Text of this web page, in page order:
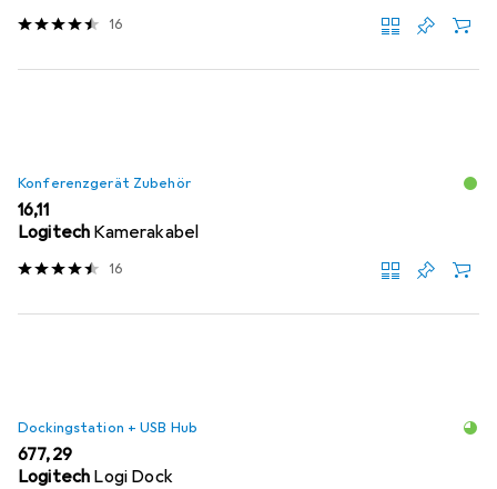
16
Konferenzgerät Zubehör
EUR
16,11
Logitech Kamerakabel
16
Dockingstation + USB Hub
EUR
677,29
Logitech Logi Dock